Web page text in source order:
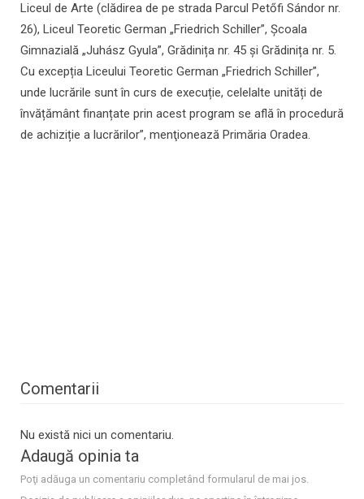
Liceul de Arte (clădirea de pe strada Parcul Petőfi Sándor nr.
26), Liceul Teoretic German „Friedrich Schiller”, Școala
Gimnazială „Juhász Gyula”, Grădinița nr. 45 și Grădinița nr. 5.
Cu excepția Liceului Teoretic German „Friedrich Schiller”,
unde lucrările sunt în curs de execuție, celelalte unități de
învățământ finanțate prin acest program se află în procedură
de achiziție a lucrărilor”, menţionează Primăria Oradea.
Comentarii
Nu există nici un comentariu.
Adaugă opinia ta
Poţi adăuga un comentariu completând formularul de mai jos.